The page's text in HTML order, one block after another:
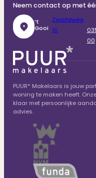
Neem contact op met
‘t
Gooi
Zwarteweg
10
00
PUUR* Makelaars is jouw
woning te maken heeft.
klaar met persoonlijke
advies.